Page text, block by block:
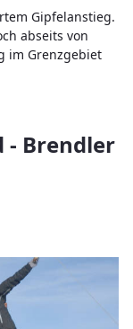
Gipfelanstieg.
abseits von
im Grenzgebiet
- Brendler